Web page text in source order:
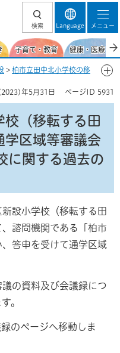
検索 Language メニュー
子育て・教育 健康・医療・
> 柏市立田中北小学校の移
5年4月移転開校に関する
年5月31日 ページID 5931
（移転する田
学区域等審議会
に関する過去の
設小学校（移転する田
諮問機関である「柏市
答申を受けて通学区域
議の資料及び会議録につ
。
のページへ移動しま